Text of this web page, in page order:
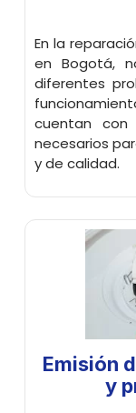
En la
en Bogotá,
diferentes
cuentan con
necesarios
y de calidad.
Emisión
y